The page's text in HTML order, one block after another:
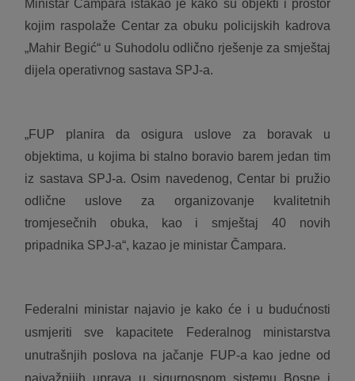
Ministar Čampara istakao je kako su objekti i prostor
kojim raspolaže Centar za obuku policijskih kadrova
„Mahir Begić“ u Suhodolu odlično rješenje za smještaj
dijela operativnog sastava SPJ-a.
„FUP planira da osigura uslove za boravak u
objektima, u kojima bi stalno boravio barem jedan tim
iz sastava SPJ-a. Osim navedenog, Centar bi pružio
odlične uslove za organizovanje kvalitetnih
tromjesečnih obuka, kao i smještaj 40 novih
pripadnika SPJ-a“, kazao je ministar Čampara.
Federalni ministar najavio je kako će i u budućnosti
usmjeriti sve kapacitete Federalnog ministarstva
unutrašnjih poslova na jačanje FUP-a kao jedne od